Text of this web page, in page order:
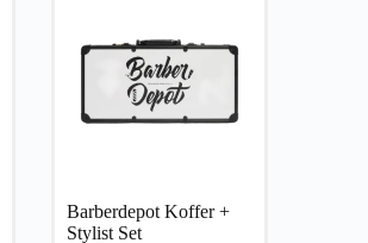
Barberdepot Koffer +
Stylist Set